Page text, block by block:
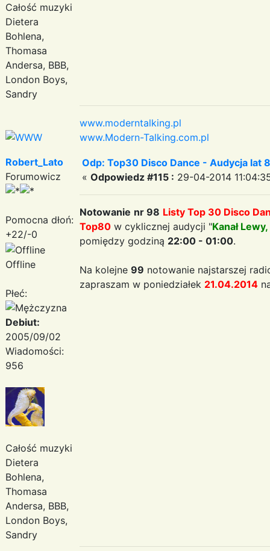
Całość muzyki
Dietera
Bohlena,
Thomasa
Andersa, BBB,
London Boys,
Sandry
www.moderntalking.pl
www.Modern-Talking.com.pl
Robert_Lato
Forumowicz
Pomocna dłoń:
+22/-0
Offline
Płeć:
Debiut:
2005/09/02
Wiadomości:
956
Całość muzyki
Dietera
Bohlena,
Thomasa
Andersa, BBB,
London Boys,
Sandry
Odp: Top30 Disco Dance - Audycja lat
« Odpowiedz #115 : 29-04-2014
Notowanie nr 98 Listy Top 30 Disco
Top80 w cyklicznej audycji "Kanał
pomiędzy godziną 22:00 - 01:00.
Na kolejne 99 notowanie najstarszej
zapraszam w poniedziałek 21.04.2014